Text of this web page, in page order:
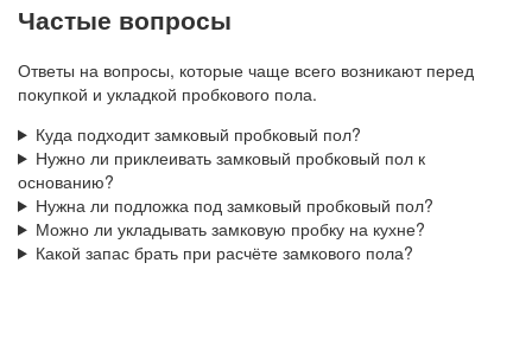
Частые вопросы
Ответы на вопросы, которые чаще всего возникают перед
покупкой и укладкой пробкового пола.
Куда подходит замковый пробковый пол?
Нужно ли приклеивать замковый пробковый пол к
основанию?
Нужна ли подложка под замковый пробковый пол?
Можно ли укладывать замковую пробку на кухне?
Какой запас брать при расчёте замкового пола?